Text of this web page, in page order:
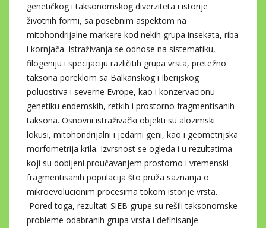
genetičkog i taksonomskog diverziteta i istorije
životnih formi, sa posebnim aspektom na
mitohondrijalne markere kod nekih grupa insekata, riba
i kornjača. Istraživanja se odnose na sistematiku,
filogeniju i specijaciju različitih grupa vrsta, pretežno
taksona poreklom sa Balkanskog i Iberijskog
poluostrva i severne Evrope, kao i konzervacionu
genetiku endemskih, retkih i prostorno fragmentisanih
taksona. Osnovni istraživački objekti su alozimski
lokusi, mitohondrijalni i jedarni geni, kao i geometrijska
morfometrija krila. Izvrsnost se ogleda i u rezultatima
koji su dobijeni proučavanjem prostorno i vremenski
fragmentisanih populacija što pruža saznanja o
mikroevolucionim procesima tokom istorije vrsta.
Pored toga, rezultati SiEB grupe su rešili taksonomske
probleme odabranih grupa vrsta i definisanje